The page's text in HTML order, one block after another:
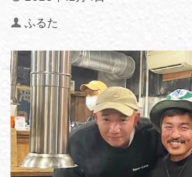
Author
ふるた